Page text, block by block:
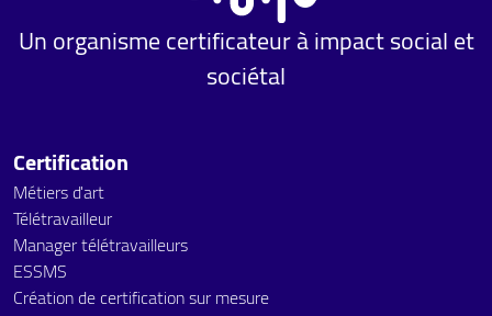
Un organisme certificateur à impact social et
sociétal
Certification
Métiers d'art
Télétravailleur
Manager télétravailleurs
ESSMS
Création de certification sur mesure